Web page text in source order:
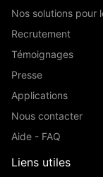
Nos solutions pour
Recrutement
Témoignages
Presse
Applications
Nous contacter
Aide - FAQ
Liens utiles